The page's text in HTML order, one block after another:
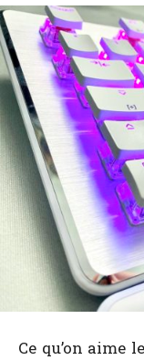
Ce qu’on aime